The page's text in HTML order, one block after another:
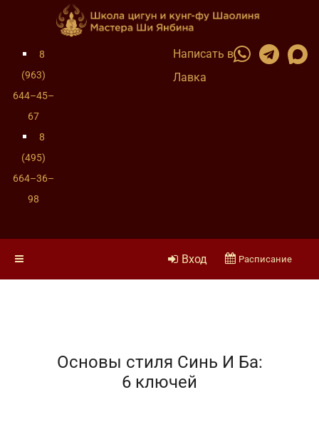
8
(963)
644–45–
67
8
(495)
664–36–
98
Написать в
Лавка
Вход Расписание
Основы стиля Синь И Ба:
6 ключей